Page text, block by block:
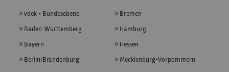
vdek - Bundesebene
Baden-Württemberg
Bayern
Berlin/Brandenburg
Bremen
Hamburg
Hessen
Mecklenburg-Vorpommern